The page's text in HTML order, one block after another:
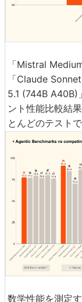
「Mistral
「Claude
5.1 (744B A40B)
ント性能比較結
とんどのテスト
数学性能を測定